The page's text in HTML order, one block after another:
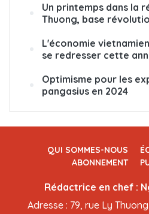
Un printemps dans la
Thuong, base
L'économie
se redresser cette
Optimisme pour les
pangasius en 2024
QUI SOMMES-NOUS
ABONNEMENT
Rédactrice en chef :
Adresse : 79, rue Ly